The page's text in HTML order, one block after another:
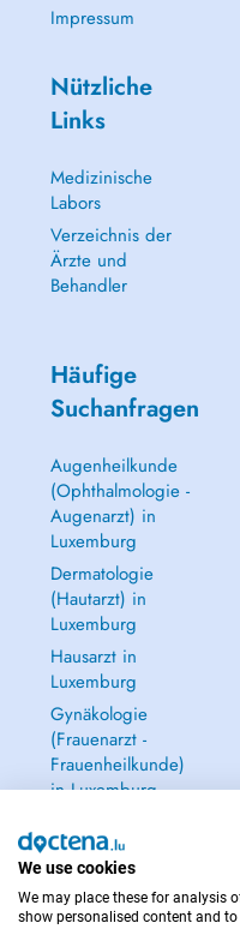
Impressum
Nützliche
Links
Medizinische
Labors
Verzeichnis der
Ärzte und
Behandler
Häufige
Suchanfragen
Augenheilkunde
(Ophthalmologie -
Augenarzt) in
Luxemburg
Dermatologie
(Hautarzt) in
Luxemburg
Hausarzt in
Luxemburg
Gynäkologie
(Frauenarzt -
Frauenheilkunde)
in Luxemburg
We use cookies
We may place these for analysis
show personalised content and